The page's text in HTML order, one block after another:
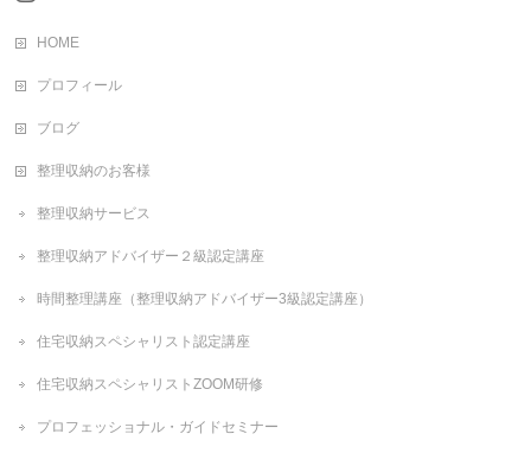
HOME
プロフィール
ブログ
整理収納のお客様
整理収納サービス
整理収納アドバイザー２級認定講座
時間整理講座（整理収納アドバイザー3級認定講座）
住宅収納スペシャリスト認定講座
住宅収納スペシャリストZOOM研修
プロフェッショナル・ガイドセミナー